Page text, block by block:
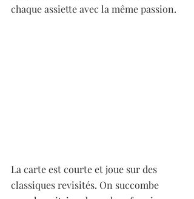
chaque assiette avec la même passion.
La carte est courte et joue sur des
classiques revisités. On succombe